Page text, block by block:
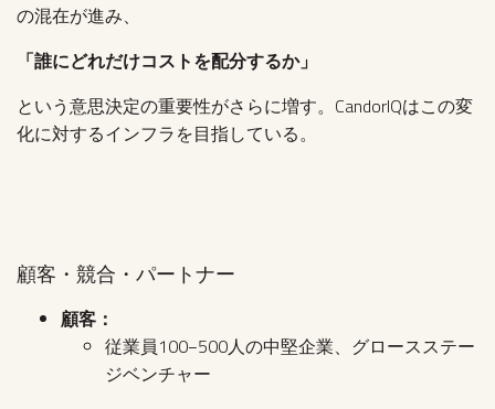
の混在が進み、
「誰にどれだけコストを配分するか」
という意思決定の重要性がさらに増す。CandorIQはこの変
化に対するインフラを目指している。
顧客・競合・パートナー
顧客：
従業員100−500人の中堅企業、グロースステー
ジベンチャー